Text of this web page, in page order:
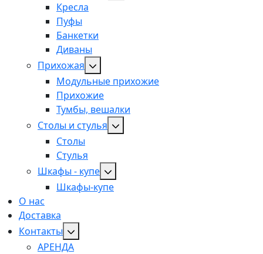
Кресла
Пуфы
Банкетки
Диваны
Прихожая
Модульные прихожие
Прихожие
Тумбы, вешалки
Столы и стулья
Столы
Стулья
Шкафы - купе
Шкафы-купе
О нас
Доставка
Контакты
АРЕНДА